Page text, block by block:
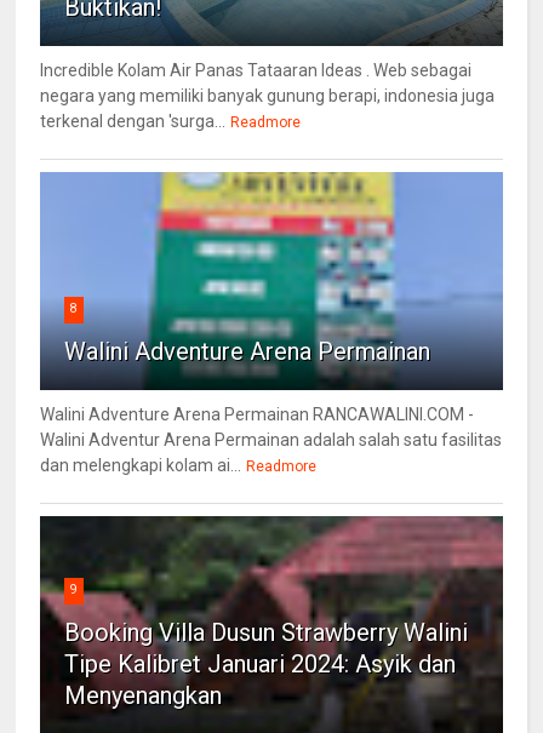
Buktikan!
Incredible Kolam Air Panas Tataaran Ideas . Web sebagai
negara yang memiliki banyak gunung berapi, indonesia juga
terkenal dengan 'surga...
Readmore
8
Walini Adventure Arena Permainan
Walini Adventure Arena Permainan RANCAWALINI.COM -
Walini Adventur Arena Permainan adalah salah satu fasilitas
dan melengkapi kolam ai...
Readmore
9
Booking Villa Dusun Strawberry Walini
Tipe Kalibret Januari 2024: Asyik dan
Menyenangkan